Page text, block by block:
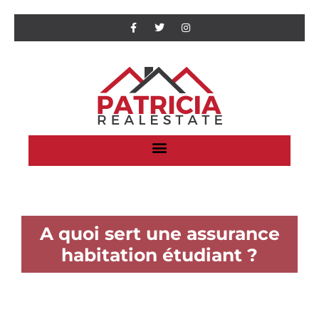
A quoi sert une assurance
habitation étudiant ?